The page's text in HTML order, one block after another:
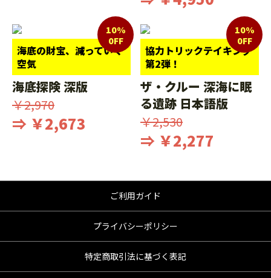
海底の財宝、減っていく
空気
10%
0FF
海底探険 深版
￥2,970
⇒ ￥2,673
協力トリックテイキング
第2弾！
10%
0FF
ザ・クルー 深海に眠
る遺跡 日本語版
￥2,530
⇒ ￥2,277
ご利用ガイド
プライバシーポリシー
特定商取引法に基づく表記